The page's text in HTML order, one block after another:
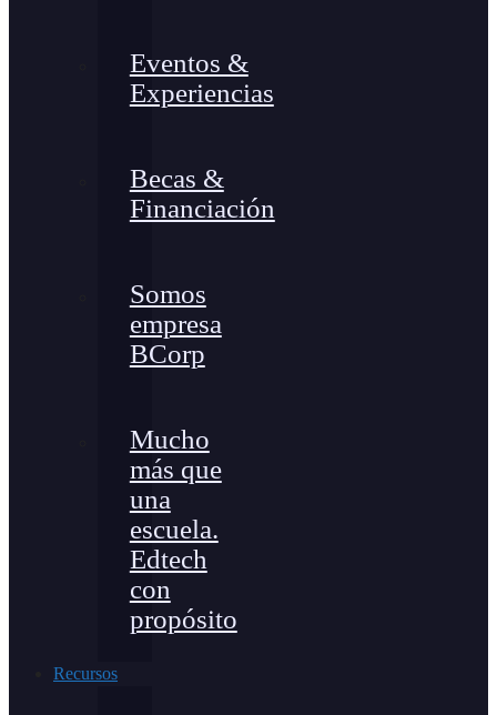
Eventos &
Experiencias
Becas &
Financiación
Somos
empresa
BCorp
Mucho
más que
una
escuela.
Edtech
con
propósito
Recursos